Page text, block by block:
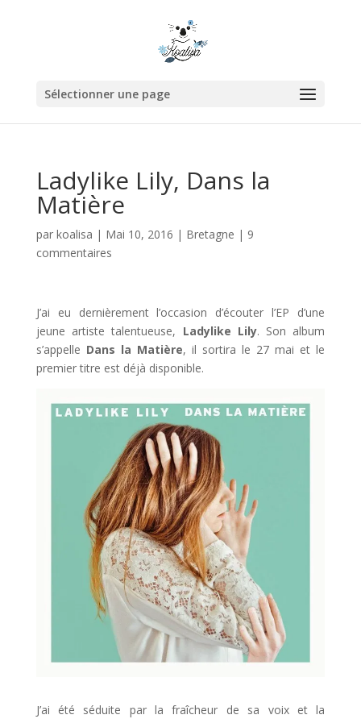
Sélectionner une page
Ladylike Lily, Dans la
Matière
par koalisa | Mai 10, 2016 | Bretagne | 9
commentaires
J’ai eu dernièrement l’occasion d’écouter l’EP d’une
jeune artiste talentueuse, Ladylike Lily. Son album
s’appelle Dans la Matière, il sortira le 27 mai et le
premier titre est déjà disponible.
J’ai été séduite par la fraîcheur de sa voix et la